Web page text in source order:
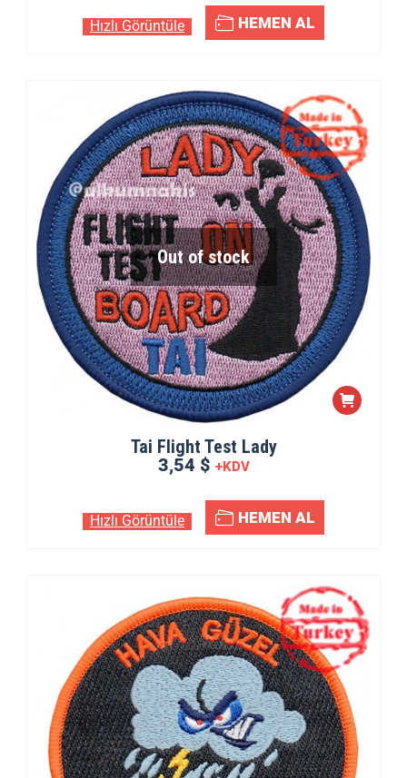
Hızlı Görüntüle HEMEN AL
Out of stock
Tai Flight Test Lady
3,54 $ +KDV
Hızlı Görüntüle HEMEN AL